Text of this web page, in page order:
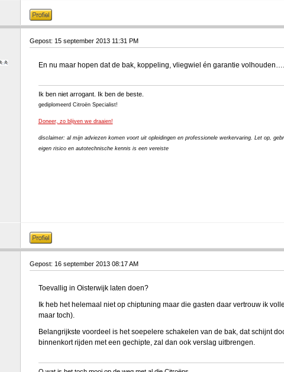
Gepost: 15 september 2013 11:31 PM
En nu maar hopen dat de bak, koppeling, vliegwiel én garantie
Ik ben niet arrogant. Ik ben de beste.
gediplomeerd Citroën Specialist!
Doneer, zo blijven we draaien!
disclaimer: al mijn adviezen komen voort uit opleidingen en professionele werkervaring. Let op,
eigen risico en autotechnische kennis is een vereiste
Gepost: 16 september 2013 08:17 AM
Toevallig in Oisterwijk laten doen?
Ik heb het helemaal niet op chiptuning maar die gasten daar vertrouw ik
maar toch).
Belangrijkste voordeel is het soepelere schakelen van de bak, dat schijnt
binnenkort rijden met een gechipte, zal dan ook verslag uitbrengen.